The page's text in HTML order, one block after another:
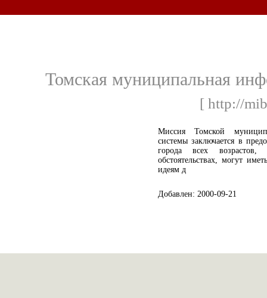
Томская муниципальная
[ http://
Миссия Томской
системы заключается в
города всех
обстоятельствах, могут
идеям д
Добавлен: 2000-09-21